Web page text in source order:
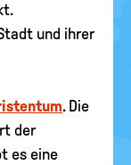
und ihrer
. Die
der
es eine